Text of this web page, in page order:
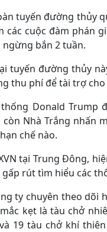
tuyến đường thủy
cuộc đàm phán
bắn 2 tuần.
tuyến đường thủy
thu phí để tài trợ
Donald Trump
còn Nhà Trắng nhấn
chế nào.
tại Trung Đông,
rút tìm hiểu các
ty chuyên theo dõi
kẹt là tàu chở
19 tàu chở khí